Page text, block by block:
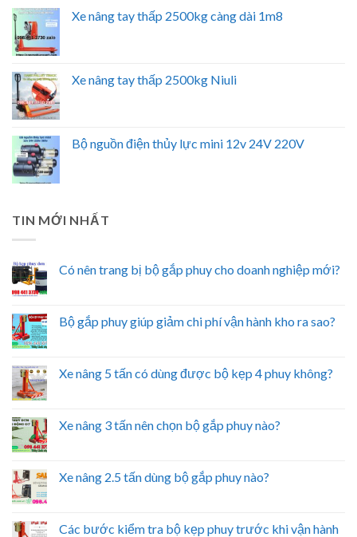
Xe nâng tay thấp 2500kg càng dài 1m8
Xe nâng tay thấp 2500kg Niuli
Bộ nguồn điện thủy lực mini 12v 24V 220V
TIN MỚI NHẤT
Có nên trang bị bộ gắp phuy cho doanh nghiệp mới?
Bộ gắp phuy giúp giảm chi phí vận hành kho ra sao?
Xe nâng 5 tấn có dùng được bộ kẹp 4 phuy không?
Xe nâng 3 tấn nên chọn bộ gắp phuy nào?
Xe nâng 2.5 tấn dùng bộ gắp phuy nào?
Các bước kiểm tra bộ kẹp phuy trước khi vận hành